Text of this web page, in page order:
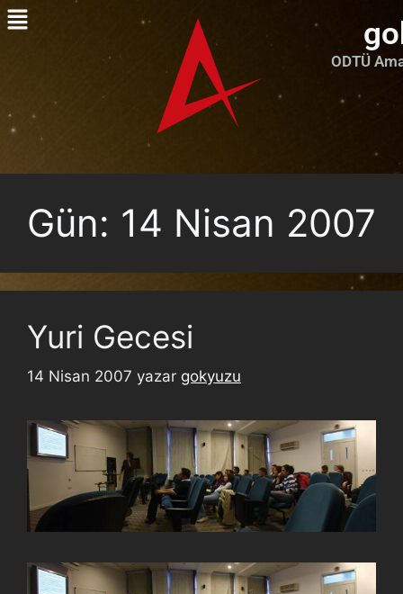
ODTÜ
Gün: 14 Nisan 2007
Yuri Gecesi
14 Nisan 2007 yazar gokyuzu